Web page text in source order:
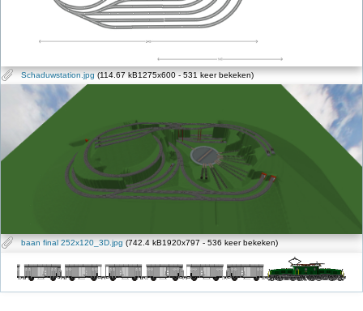
Schaduwstation.jpg (114.67 kB1275x600 - 531 keer bekeken)
baan final 252x120_3D.jpg (742.4 kB1920x797 - 536 keer bekeken)